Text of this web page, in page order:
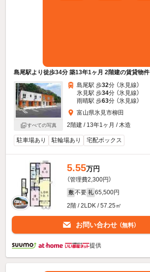
島尾駅より徒歩34分 築13年1ヶ月 2階建の賃貸物件
すべての写真
島尾駅 歩32分 （氷見線）
氷見駅 歩34分 （氷見線）
雨晴駅 歩63分 （氷見線）
富山県氷見市柳田
2階建 / 13年1ヶ月 / 木造
駐車場あり 駐輪場あり 宅配ボックス
5.55万円
（管理費2,300円）
敷 不要 礼 65,500円
2階 / 2LDK / 57.25㎡
お問い合わせ （無料）
提供